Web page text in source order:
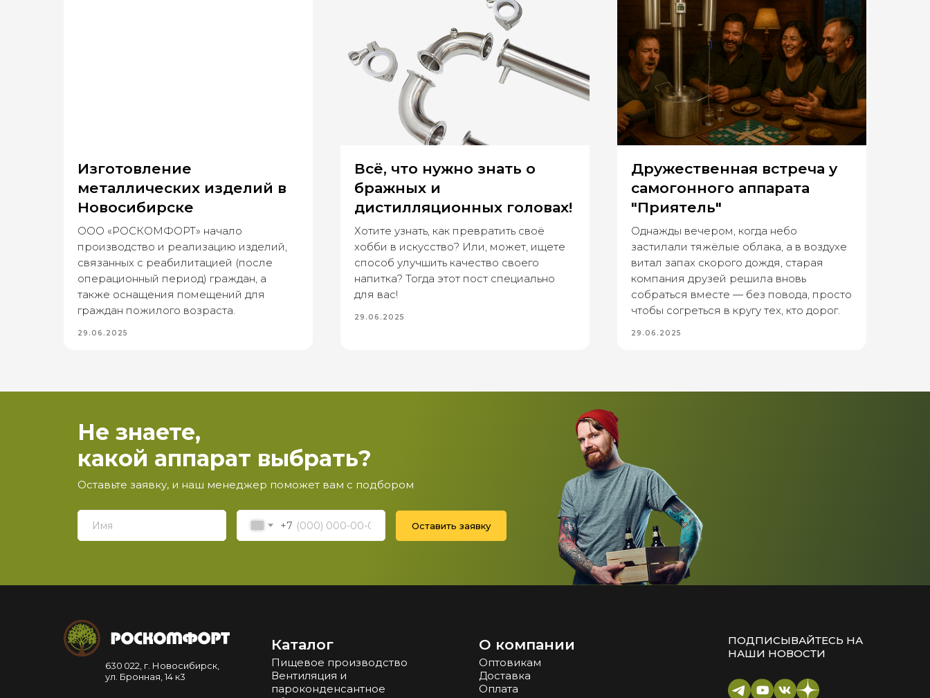
Изготовление
металлических изделий в
Новосибирске
ООО «РОСКОМФОРТ» начало
производство и реализацию изделий,
связанных с реабилитацией (после
операционный период) граждан, а
также оснащения помещений для
граждан пожилого возраста.
29.06.2025
Всё, что нужно знать о
бражных и
дистилляционных головах!
Хотите узнать, как превратить своё
хобби в искусство? Или, может, ищете
способ улучшить качество своего
напитка? Тогда этот пост специально
для вас!
29.06.2025
Дружественная встреча у
самогонного аппарата
"Приятель"
Однажды вечером, когда небо
застилали тяжёлые облака, а в воздухе
витал запах скорого дождя, старая
компания друзей решила вновь
собраться вместе — без повода, просто
чтобы согреться в кругу тех, кто дорог.
29.06.2025
Не знаете,
какой аппарат выбрать?
Оставьте заявку, и наш менеджер поможет вам с подбором
+7 Оставить заявку
Каталог
Пищевое производство
Вентиляция и
пароконденсантное
О компании
Оптовикам
Доставка
Оплата
630 022, г. Новосибирск,
ул. Бронная, 14 к3
ПОДПИСЫВАЙТЕСЬ НА
НАШИ НОВОСТИ